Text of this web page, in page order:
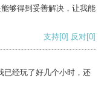
够得到妥善解决，让我能
支持[0] 反对[0]
已经玩了好几个小时，还